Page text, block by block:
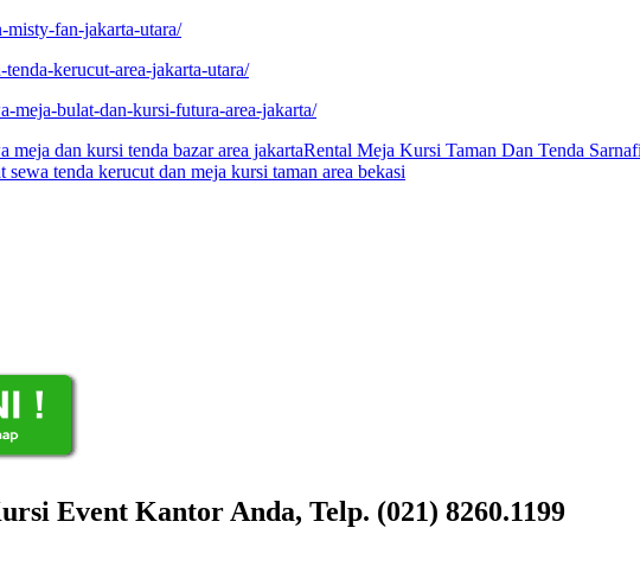
misty-fan-jakarta-utara/
kerucut-area-jakarta-utara/
meja-bulat-dan-kursi-futura-area-jakarta/
meja dan kursi tenda bazar area jakartaRental Meja Kursi Taman Dan Tenda
sewa tenda kerucut dan meja kursi taman area bekasi
Event Kantor Anda, Telp. (021) 8260.1199